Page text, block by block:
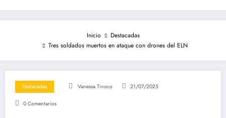
Inicio
Destacadas
Tres soldados muertos en ataque con drones del ELN
Destacadas Vanessa Tinoco 21/07/2025
0 Comentarios